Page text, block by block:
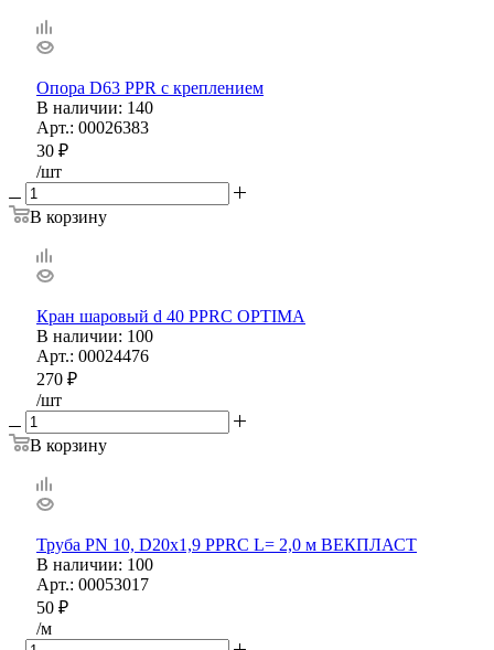
Опора D63 PPR с креплением
В наличии: 140
Арт.: 00026383
30 ₽
/шт
В корзину
Кран шаровый d 40 PPRС OPTIMA
В наличии: 100
Арт.: 00024476
270 ₽
/шт
В корзину
Труба PN 10, D20х1,9 PPRС L= 2,0 м ВЕКПЛАСТ
В наличии: 100
Арт.: 00053017
50 ₽
/м